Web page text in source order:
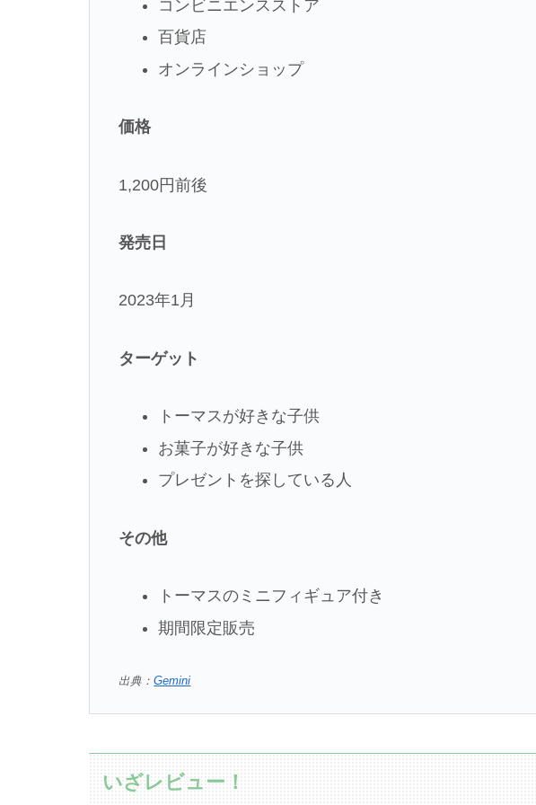
コンビニエンスストア
百貨店
オンラインショップ
価格
1,200円前後
発売日
2023年1月
ターゲット
トーマスが好きな子供
お菓子が好きな子供
プレゼントを探している人
その他
トーマスのミニフィギュア付き
期間限定販売
出典：Gemini
いざレビュー！